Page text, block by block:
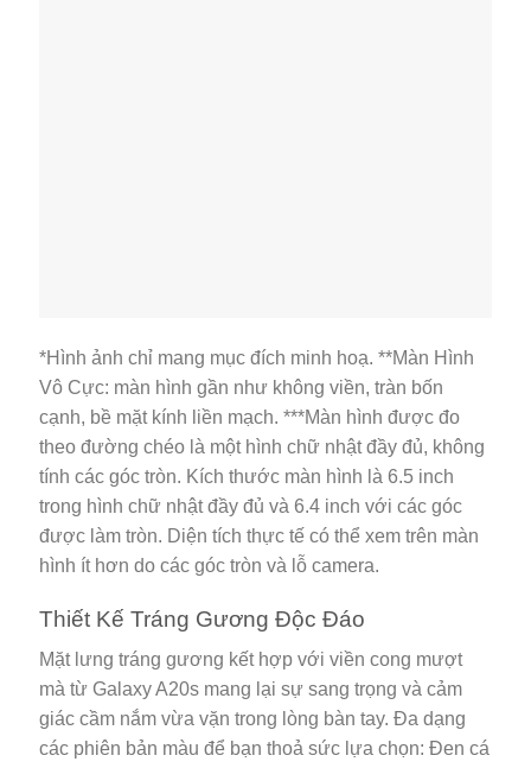
*Hình ảnh chỉ mang mục đích minh hoạ. **Màn Hình
Vô Cực: màn hình gần như không viền, tràn bốn
cạnh, bề mặt kính liền mạch. ***Màn hình được đo
theo đường chéo là một hình chữ nhật đầy đủ, không
tính các góc tròn. Kích thước màn hình là 6.5 inch
trong hình chữ nhật đầy đủ và 6.4 inch với các góc
được làm tròn. Diện tích thực tế có thể xem trên màn
hình ít hơn do các góc tròn và lỗ camera.
Thiết Kế Tráng Gương Độc Đáo
Mặt lưng tráng gương kết hợp với viền cong mượt
mà từ Galaxy A20s mang lại sự sang trọng và cảm
giác cầm nắm vừa vặn trong lòng bàn tay. Đa dạng
các phiên bản màu để bạn thoả sức lựa chọn: Đen cá